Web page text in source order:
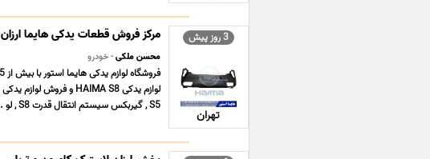
3 روز پیش
تهران
مرکز فروش قطعات یدکی هایما ارزان
محسن ملکی- خودرو
S5 , گیربکس سیستم انتقال قدرت S8 , لو ... ...